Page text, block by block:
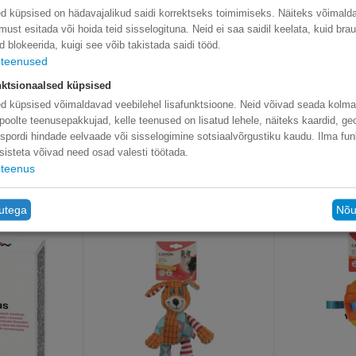
niiskus 84%.
Alguses levis Andide mägedes Lõuna-Ameerikas. See oli üks
ja südamehaiguste korral, kõrge vererõhu korral. Eemaldab
küpsised on hädavajalikud saidi korrektseks toimimiseks. Näiteks
esitada või hoida teid sisselogituna. Neid ei saa saidil keelata, kuid
blokeerida, kuigi see võib takistada saidi tööd.
teenused
küpsised
küpsised võimaldavad veebilehel lisafunktsioone. Neid võivad seada
teenusepakkujad, kelle teenused on lisatud lehele, näiteks kaardid,
hindade eelvaade või sisselogimine sotsiaalvõrgustiku kaudu. Ilma
võivad need osad valesti töötada.
teenus